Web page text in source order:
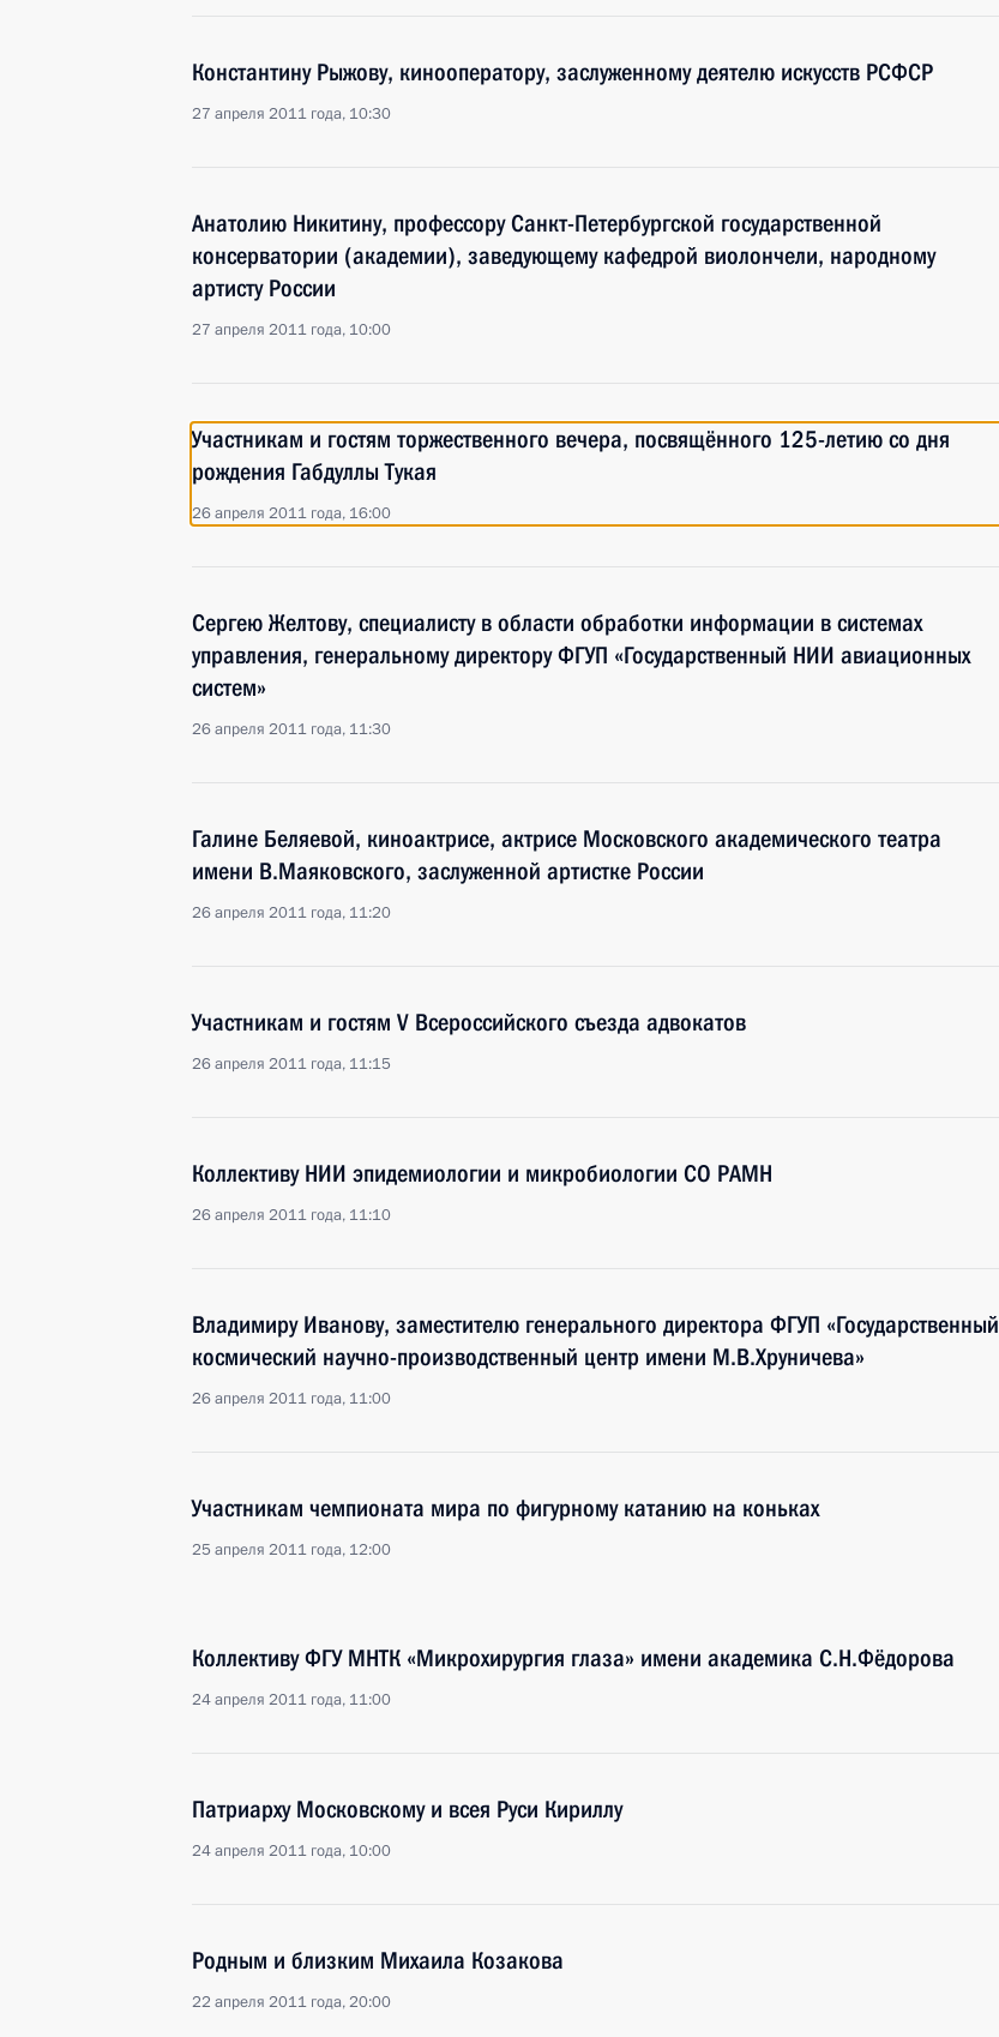
Константину Рыжову, кинооператору, заслуженному деятелю искусств РСФСР
27 апреля 2011 года, 10:30
Анатолию Никитину, профессору Санкт-Петербургской государственной
консерватории (академии), заведующему кафедрой виолончели, народному
артисту России
27 апреля 2011 года, 10:00
Участникам и гостям торжественного вечера, посвящённого 125-летию со дня
рождения Габдуллы Тукая
26 апреля 2011 года, 16:00
Сергею Желтову, специалисту в области обработки информации в системах
управления, генеральному директору ФГУП «Государственный НИИ авиационных
систем»
26 апреля 2011 года, 11:30
Галине Беляевой, киноактрисе, актрисе Московского академического театра
имени В.Маяковского, заслуженной артистке России
26 апреля 2011 года, 11:20
Участникам и гостям V Всероссийского съезда адвокатов
26 апреля 2011 года, 11:15
Коллективу НИИ эпидемиологии и микробиологии СО РАМН
26 апреля 2011 года, 11:10
Владимиру Иванову, заместителю генерального директора ФГУП «Государственный
космический научно-производственный центр имени М.В.Хруничева»
26 апреля 2011 года, 11:00
Участникам чемпионата мира по фигурному катанию на коньках
25 апреля 2011 года, 12:00
Коллективу ФГУ МНТК «Микрохирургия глаза» имени академика С.Н.Фёдорова
24 апреля 2011 года, 11:00
Патриарху Московскому и всея Руси Кириллу
24 апреля 2011 года, 10:00
Родным и близким Михаила Козакова
22 апреля 2011 года, 20:00